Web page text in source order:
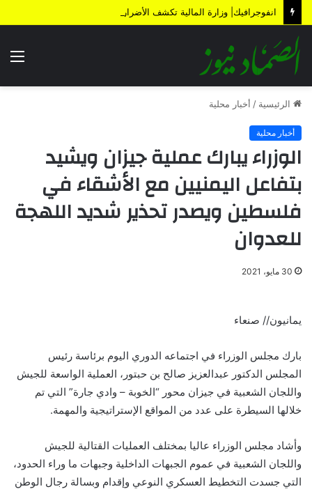
الرئيسية / أخبار محلية
أخبار محلية
الوزراء يبارك عملية جيزان ويشيد
بتفاعل اليمنيين مع الأشقاء في
فلسطين ويصدر تحذير شديد اللهجة
للعدوان
30 مايو، 2021
يمانيون// صنعاء
بارك مجلس الوزراء في اجتماعه الدوري اليوم برئاسة رئيس
المجلس الدكتور عبدالعزيز صالح بن حبتور، العملية الواسعة للجيش
واللجان الشعبية في جيزان محور “الخوبة – وادي جارة” التي تم
خلالها السيطرة على عدد من المواقع الإستراتيجية والمهمة.
وأشاد مجلس الوزراء عاليا بمختلف العمليات القتالية للجيش
واللجان الشعبية في عموم الجبهات الداخلية وجبهات ما وراء الحدود،
التي جسدت التخطيط العسكري النوعي وإقدام وبسالة رجال الوطن